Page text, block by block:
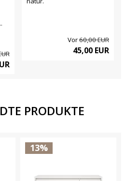
Vor60,00 EUR
45,00 EUR
PRODUKTE
13%